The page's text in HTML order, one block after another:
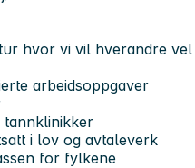
hvor vi vil hverandre vel
arbeidsoppgaver
tannklinikker
i lov og avtaleverk
for fylkene